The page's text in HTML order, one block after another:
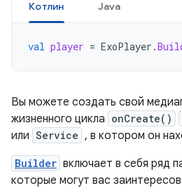
Котлин Java
val player = ExoPlayer .
Вы можете создать свой
жизненного цикла onCreate()
или Service , в котором он
Builder включает в себя ряд
которые могут вас